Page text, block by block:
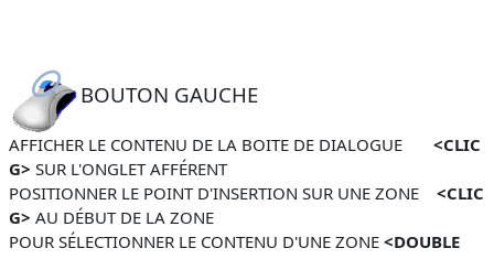
BOUTON GAUCHE
AFFICHER LE CONTENU DE LA BOITE DE DIALOGUE <CLIC
G> SUR L'ONGLET AFFÉRENT
POSITIONNER LE POINT D'INSERTION SUR UNE ZONE <CLIC
G> AU DÉBUT DE LA ZONE
POUR SÉLECTIONNER LE CONTENU D'UNE ZONE <DOUBLE